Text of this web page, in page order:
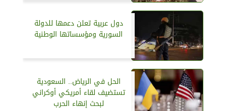
دول عربية تعلن دعمها للدولة
السورية ومؤسساتها الوطنية
الحل في الرياض.. السعودية
تستضيف لقاء أمريكي أوكراني
لبحث إنهاء الحرب